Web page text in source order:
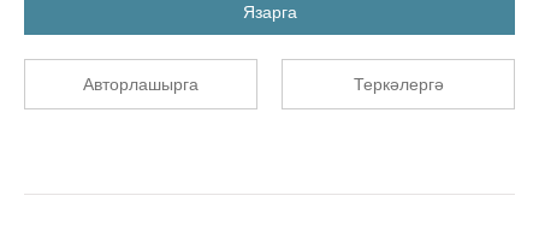
Язарга
Авторлашырга Теркәлергә